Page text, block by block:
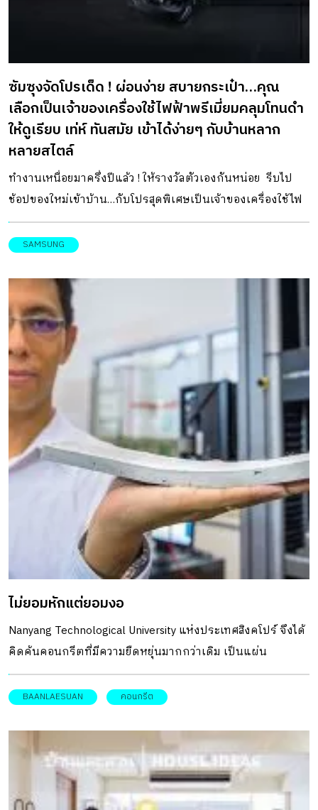
ซัมซุงจัดโปรเด็ด ! ผ่อนง่าย สบายกระเป๋า…คุณ
เลือกเป็นเจ้าของเครื่องใช้ไฟฟ้าพรีเมี่ยมคลุมโทนดำ
ให้ดูเรียบ เท่ห์ ทันสมัย เข้าได้ง่ายๆ กับบ้านหลาก
หลายสไตล์
ทำงานเหนื่อยมาครึ่งปีแล้ว ! ให้รางวัลตัวเองกันหน่อย รีบไป
ช้อปของใหม่เข้าบ้าน…กับโปรสุดพิเศษเป็นเจ้าของเครื่องใช้ไฟ
ฟ้าพรีเมี่ยมได้ง่าย ๆ ผ่อนสบาย 0% นานสูงสุดถึง 10 เดือน ตอบ
โจทย์คุณแม่บ้าน พ่อบ้าน ที่ยังลังเลในการตัดสินใจ ไม่ต้องรอ
ดูดฝุ่น ไมโครเวฟ Wash & Dry เครื่องซักผ้าพรีเมี่ยม ที่ซักผ้า
หลากหลายได้อย่างครบวงจร สามารถรองรับการซักผ้าได้ทุก
ประเภท ทั้งเนื้อผ้าบอบบาง จนถึงเสื้อผ้าทั่วไป แถมยังใส่เสื้อผ้า
เพิ่มเติมได้ทุกเมื่อ ผ่อนเริ่มต้นเดือนละ 3,999 บาท นาน 10
เดือน Twin Cooling Plus เปลี่ยนให้ชีวิตดีกว่า มีระบบความเย็น
แยกเป็นอิสระ ตู้เย็นที่จะช่วยให้คุณหาของได้รวดเร็วมากขึ้นอีก
ด้วย ผ่อนเริ่มต้นเดือนละ 2,899 บาท นาน 10 เดือน POWERbot
การทำความสะอาดที่เหนือธรรมดา หุ่นยนต์ดูดฝุ่น ดูดและถูได้
ในครั้งเดียว พลังแรงดูด 20 วัตต์ ทำความสะอาดได้อย่าง
หมดจด ผ่อนเริ่มต้นเดือนละ […]
SAMSUNG
ไม่ยอมหักแต่ยอมงอ
Nanyang Technological University แห่งประเทศสิงคโปร์ จึงได้
คิดค้นคอนกรีตที่มีความยืดหยุ่นมากกว่าเดิม เป็นแผ่น
คอนกรีตสำเร็จที่บางลง มีความยืดหยุ่น และแข็งแรง
BAANLAESUAN คอนกรีต